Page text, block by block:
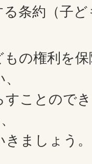
る条約（子
の権利を
すことので
ましょう。